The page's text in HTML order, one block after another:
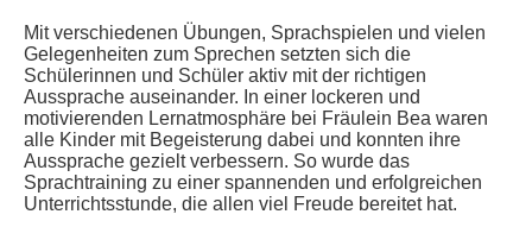
Mit verschiedenen Übungen, Sprachspielen und vielen
Gelegenheiten zum Sprechen setzten sich die
Schülerinnen und Schüler aktiv mit der richtigen
Aussprache auseinander. In einer lockeren und
motivierenden Lernatmosphäre bei Fräulein Bea waren
alle Kinder mit Begeisterung dabei und konnten ihre
Aussprache gezielt verbessern. So wurde das
Sprachtraining zu einer spannenden und erfolgreichen
Unterrichtsstunde, die allen viel Freude bereitet hat.